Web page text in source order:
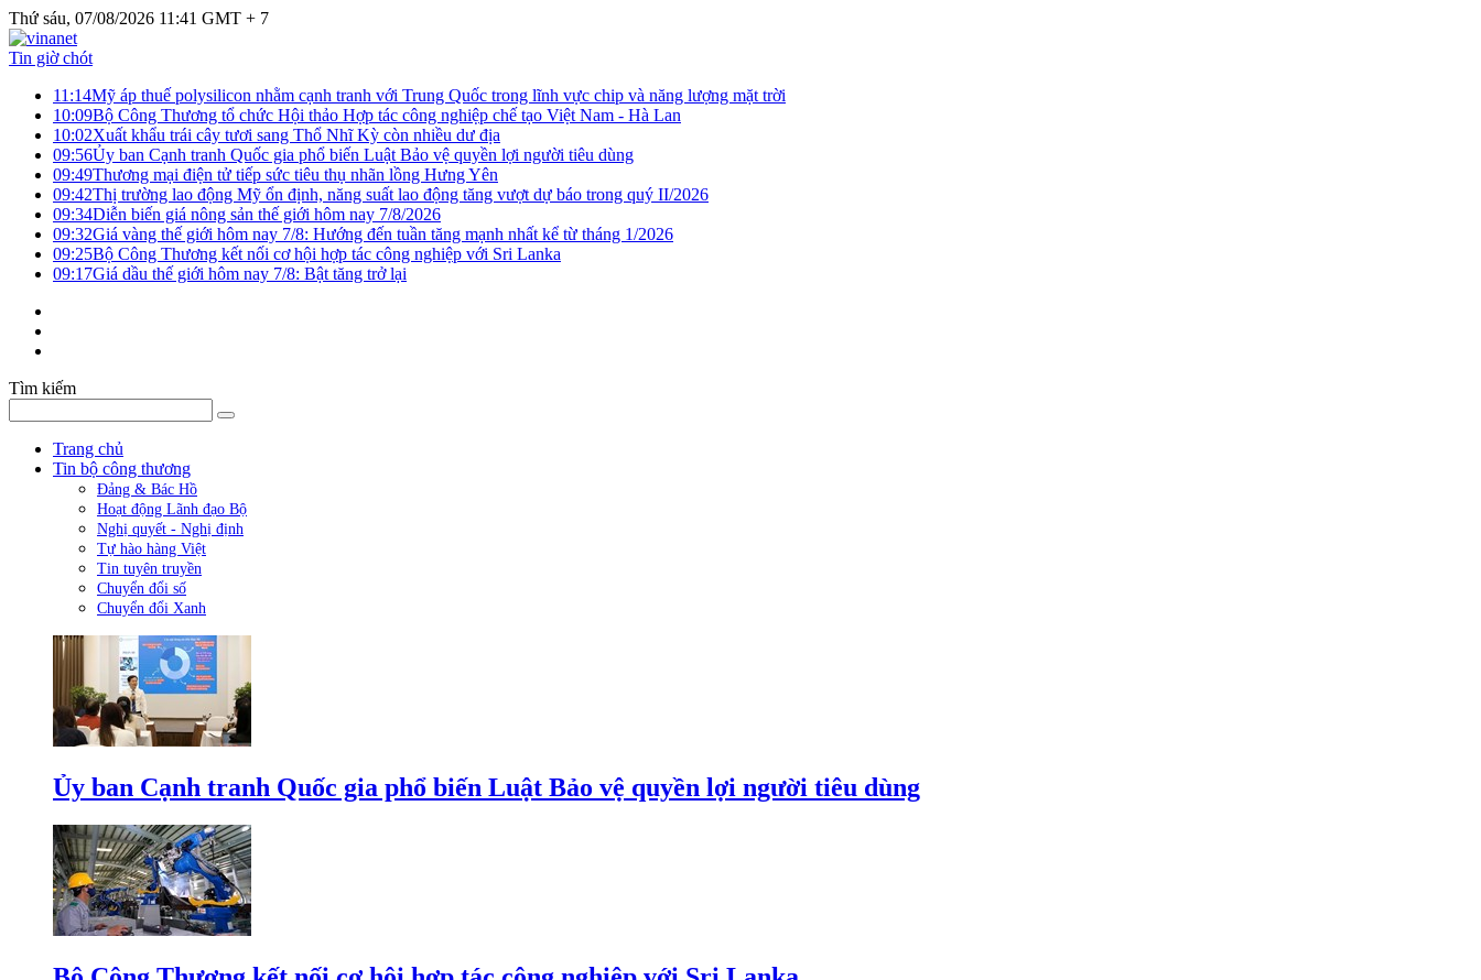
Thứ sáu, 07/08/2026 11:41 GMT + 7
Tin giờ chót
11:14Mỹ áp thuế polysilicon nhằm cạnh tranh với Trung Quốc trong lĩnh vực chip và năng lượng mặt trời
10:09Bộ Công Thương tổ chức Hội thảo Hợp tác công nghiệp chế tạo Việt Nam - Hà Lan
10:02Xuất khẩu trái cây tươi sang Thổ Nhĩ Kỳ còn nhiều dư địa
09:56Ủy ban Cạnh tranh Quốc gia phổ biến Luật Bảo vệ quyền lợi người tiêu dùng
09:49Thương mại điện tử tiếp sức tiêu thụ nhãn lồng Hưng Yên
09:42Thị trường lao động Mỹ ổn định, năng suất lao động tăng vượt dự báo trong quý II/2026
09:34Diễn biến giá nông sản thế giới hôm nay 7/8/2026
09:32Giá vàng thế giới hôm nay 7/8: Hướng đến tuần tăng mạnh nhất kể từ tháng 1/2026
09:25Bộ Công Thương kết nối cơ hội hợp tác công nghiệp với Sri Lanka
09:17Giá dầu thế giới hôm nay 7/8: Bật tăng trở lại
Tìm kiếm
Trang chủ
Tin bộ công thương
Đảng & Bác Hồ
Hoạt động Lãnh đạo Bộ
Nghị quyết - Nghị định
Tự hào hàng Việt
Tin tuyên truyền
Chuyển đổi số
Chuyển đổi Xanh
Ủy ban Cạnh tranh Quốc gia phổ biến Luật Bảo vệ quyền lợi người tiêu dùng